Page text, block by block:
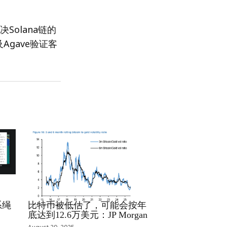
Solana链的
Agave验证客
绳
RRCNEWS_ZH
比特币被低估了，可能会按年
底达到12.6万美元：JP Morgan